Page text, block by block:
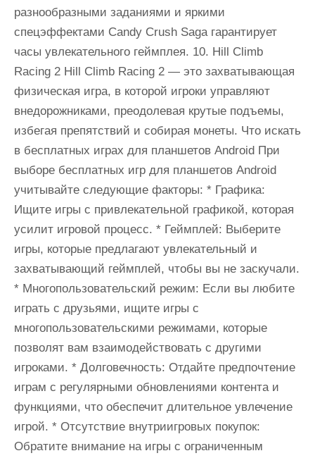
разнообразными заданиями и яркими
спецэффектами Candy Crush Saga гарантирует
часы увлекательного геймплея. 10. Hill Climb
Racing 2 Hill Climb Racing 2 — это захватывающая
физическая игра, в которой игроки управляют
внедорожниками, преодолевая крутые подъемы,
избегая препятствий и собирая монеты. Что искать
в бесплатных играх для планшетов Android При
выборе бесплатных игр для планшетов Android
учитывайте следующие факторы: * Графика:
Ищите игры с привлекательной графикой, которая
усилит игровой процесс. * Геймплей: Выберите
игры, которые предлагают увлекательный и
захватывающий геймплей, чтобы вы не заскучали.
* Многопользовательский режим: Если вы любите
играть с друзьями, ищите игры с
многопользовательскими режимами, которые
позволят вам взаимодействовать с другими
игроками. * Долговечность: Отдайте предпочтение
играм с регулярными обновлениями контента и
функциями, что обеспечит длительное увлечение
игрой. * Отсутствие внутриигровых покупок:
Обратите внимание на игры с ограниченным